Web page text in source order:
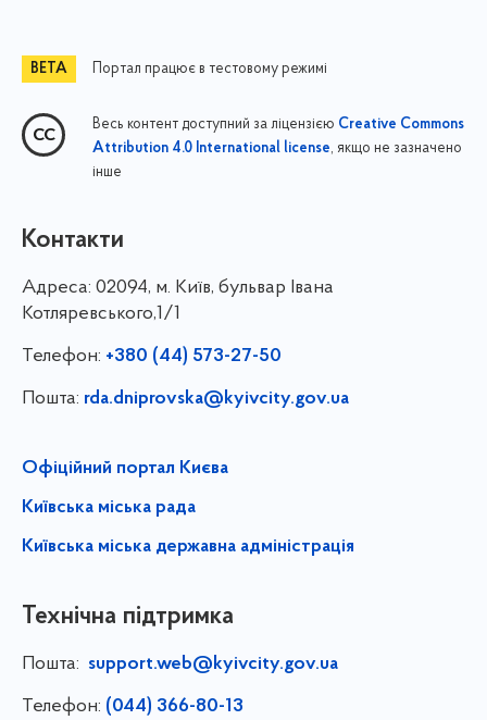
Портал працює в тестовому режимі
Весь контент доступний за ліцензією Creative Commons
Attribution 4.0 International license, якщо не зазначено
інше
Контакти
Адреса: 02094, м. Київ, бульвар Івана
Котляревського,1/1
Телефон: +380 (44) 573-27-50
Пошта: rda.dniprovska@kyivcity.gov.ua
Офіційний портал Києва
Київська міська рада
Київська міська державна адміністрація
Технічна підтримка
Пошта: support.web@kyivcity.gov.ua
Телефон: (044) 366-80-13